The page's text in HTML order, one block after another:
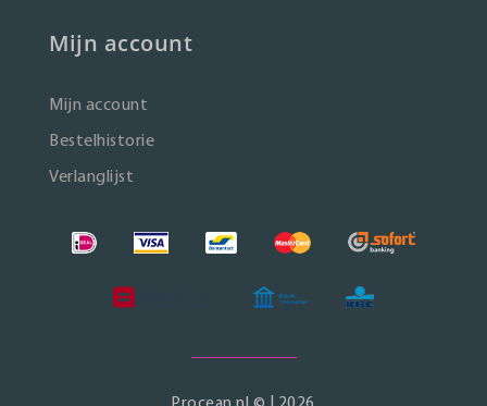
Mijn account
Mijn account
Bestelhistorie
Verlanglijst